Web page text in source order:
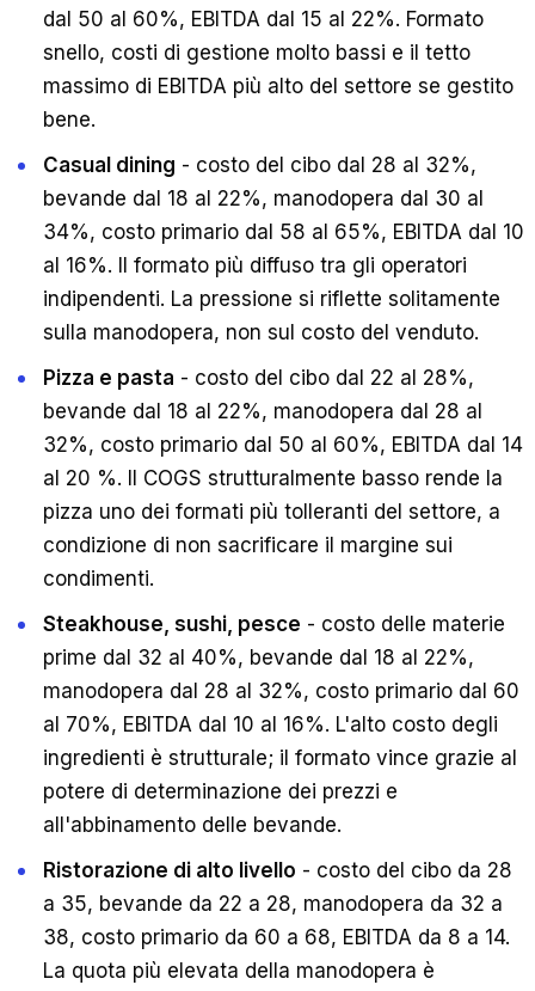
dal 50 al 60%, EBITDA dal 15 al 22%. Formato
snello, costi di gestione molto bassi e il tetto
massimo di EBITDA più alto del settore se gestito
bene.
Casual dining - costo del cibo dal 28 al 32%,
bevande dal 18 al 22%, manodopera dal 30 al
34%, costo primario dal 58 al 65%, EBITDA dal 10
al 16%. Il formato più diffuso tra gli operatori
indipendenti. La pressione si riflette solitamente
sulla manodopera, non sul costo del venduto.
Pizza e pasta - costo del cibo dal 22 al 28%,
bevande dal 18 al 22%, manodopera dal 28 al
32%, costo primario dal 50 al 60%, EBITDA dal 14
al 20 %. Il COGS strutturalmente basso rende la
pizza uno dei formati più tolleranti del settore, a
condizione di non sacrificare il margine sui
condimenti.
Steakhouse, sushi, pesce - costo delle materie
prime dal 32 al 40%, bevande dal 18 al 22%,
manodopera dal 28 al 32%, costo primario dal 60
al 70%, EBITDA dal 10 al 16%. L'alto costo degli
ingredienti è strutturale; il formato vince grazie al
potere di determinazione dei prezzi e
all'abbinamento delle bevande.
Ristorazione di alto livello - costo del cibo da 28
a 35, bevande da 22 a 28, manodopera da 32 a
38, costo primario da 60 a 68, EBITDA da 8 a 14.
La quota più elevata della manodopera è